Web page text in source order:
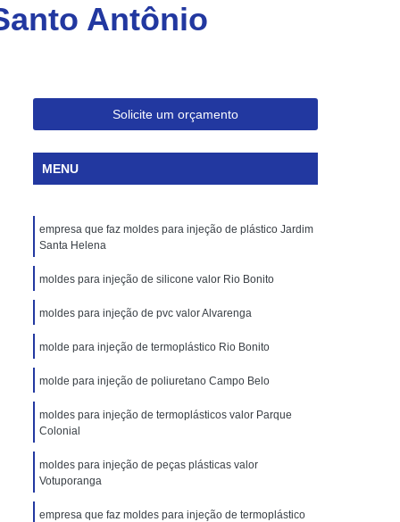
Injeção de Plásticos para Embalagem
Moldes para Injeção de Peças Plásticas
Moldes para Injeção de Silicone
Moldes para Injeção de Termoplásticos
Moldes para Injeção Termoplásticos
para Moldagem de Plásticos
Injeção de Termoplástico
Moldagem de Termoplásticos
Molde de Injeção Plastica
Moldes para Injeção de Plásticos
de Moldes para Indústria Automotiva
Injeção de Termoplástico para Automóveis
Antônio
Solicite um orçamento
MENU
empresa que faz moldes para injeção de plástico Jardim
Santa Helena
moldes para injeção de silicone valor Rio Bonito
moldes para injeção de pvc valor Alvarenga
molde para injeção de termoplástico Rio Bonito
molde para injeção de poliuretano Campo Belo
moldes para injeção de termoplásticos valor Parque
Colonial
moldes para injeção de peças plásticas valor
Votuporanga
empresa que faz moldes para injeção de termoplástico